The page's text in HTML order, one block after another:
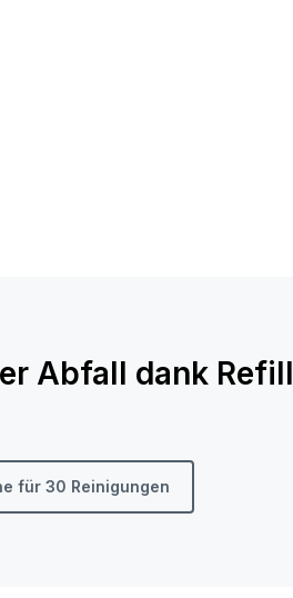
Abfall dank Refill
für 30 Reinigungen